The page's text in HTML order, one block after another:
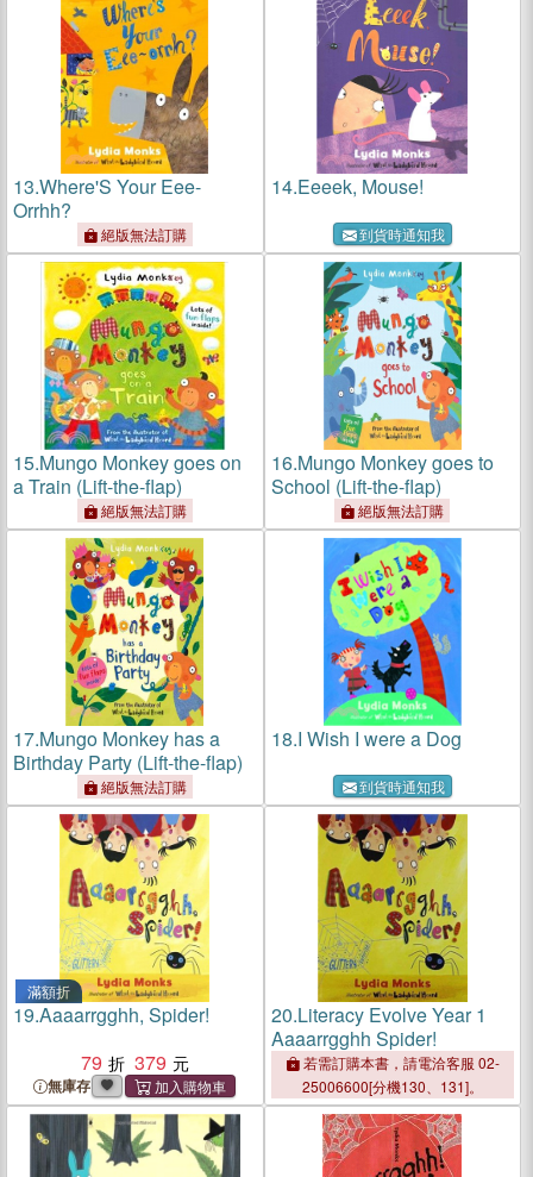
13.Where'S Your Eee-
Orrhh?
絕版無法訂購
14.Eeeek, Mouse!
到貨時通知我
15.Mungo Monkey goes on
a Train (Lift-the-flap)
絕版無法訂購
16.Mungo Monkey goes to
School (Lift-the-flap)
絕版無法訂購
17.Mungo Monkey has a
Birthday Party (Lift-the-flap)
絕版無法訂購
18.I Wish I were a Dog
到貨時通知我
滿額折
19.Aaaarrgghh, Spider!
79
379
無庫存
20.Literacy Evolve Year 1
Aaaarrgghh Spider!
若需訂購本書，請電洽客服 02-
25006600[分機130、131]。